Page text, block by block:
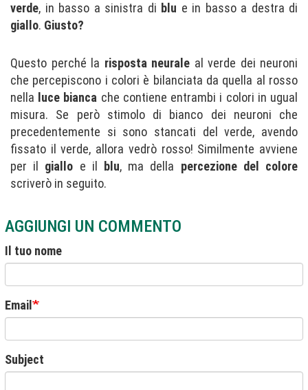
verde, in basso a sinistra di blu e in basso a destra di
giallo. Giusto?
Questo perché la risposta neurale al verde dei neuroni
che percepiscono i colori è bilanciata da quella al rosso
nella luce bianca che contiene entrambi i colori in ugual
misura. Se però stimolo di bianco dei neuroni che
precedentemente si sono stancati del verde, avendo
fissato il verde, allora vedrò rosso! Similmente avviene
per il giallo e il blu, ma della percezione del colore
scriverò in seguito.
AGGIUNGI UN COMMENTO
Il tuo nome
Email
Subject